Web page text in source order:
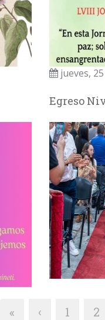
jueves,
Egreso
« ‹ 1 2